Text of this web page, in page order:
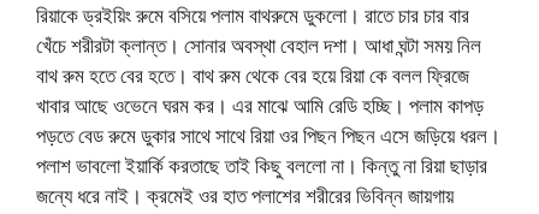
রিয়াকে ড্রইয়িং রুমে বসিয়ে পলাম বাথরুমে ডুকলো। রাতে চার চার বার
খেঁচে শরীরটা ক্লান্ত। সোনার অবস্থা বেহাল দশা। আধা ঘন্টা সময় নিল
বাথ রুম হতে বের হতে। বাথ রুম থেকে বের হয়ে রিয়া কে বলল ফ্রিজে
খাবার আছে ওভেনে ঘরম কর। এর মাঝে আমি রেডি হচ্ছি। পলাম কাপড়
পড়তে বেড রুমে ডুকার সাথে সাথে রিয়া ওর পিছন পিছন এসে জড়িয়ে ধরল।
পলাশ ভাবলো ইয়ার্কি করতাছে তাই কিছু বললো না। কিন্তু না রিয়া ছাড়ার
জন্যে ধরে নাই। ক্রমেই ওর হাত পলাশের শরীরের ভিবিন্ন জায়গায়